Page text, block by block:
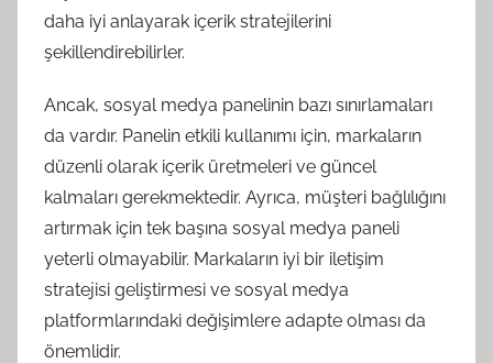
daha iyi anlayarak içerik stratejilerini
şekillendirebilirler.
Ancak, sosyal medya panelinin bazı sınırlamaları
da vardır. Panelin etkili kullanımı için, markaların
düzenli olarak içerik üretmeleri ve güncel
kalmaları gerekmektedir. Ayrıca, müşteri bağlılığını
artırmak için tek başına sosyal medya paneli
yeterli olmayabilir. Markaların iyi bir iletişim
stratejisi geliştirmesi ve sosyal medya
platformlarındaki değişimlere adapte olması da
önemlidir.